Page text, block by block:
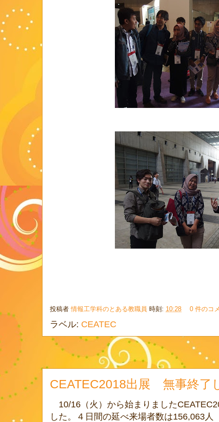
投稿者情報工学科のとある教職員 時刻: 10:28 0 件のコ
ラベル: CEATEC
CEATEC2018出展 無事終了
10/16 （火）から始まりました
した。４日間の延べ来場者数は156,063人